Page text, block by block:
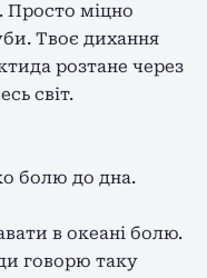
Просто міцно
Твоє дихання
розтане через
світ.
болю до дна.
в океані болю.
говорю таку